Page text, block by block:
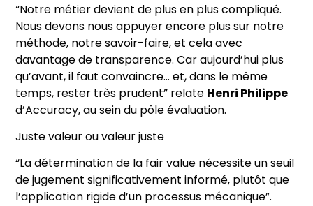
“Notre métier devient de plus en plus compliqué.
Nous devons nous appuyer encore plus sur notre
méthode, notre savoir-faire, et cela avec
davantage de transparence. Car aujourd’hui plus
qu’avant, il faut convaincre… et, dans le même
temps, rester très prudent” relate Henri Philippe
d’Accuracy, au sein du pôle évaluation.
Juste valeur ou valeur juste
“La détermination de la fair value nécessite un seuil
de jugement significativement informé, plutôt que
l’application rigide d’un processus mécanique”.